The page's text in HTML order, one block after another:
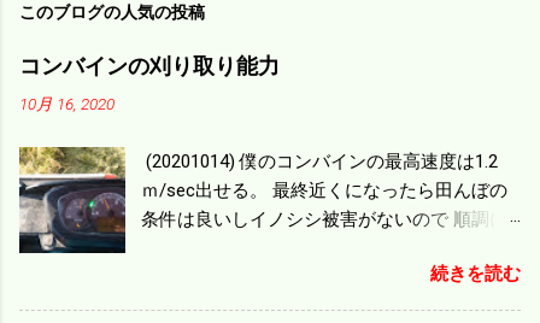
このブログの人気の投稿
コンバインの刈り取り能力
10月 16, 2020
(20201014) 僕のコンバインの最高速度は1.2
ｍ/sec出せる。 最終近くになったら田んぼの
条件は良いしイノシシ被害がないので 順調に
ｍ/min、4.32ｋｍ/hrになり 幅は約2ｍだから
0.864/haの作業能力がある。 実際は回転した
続きを読む